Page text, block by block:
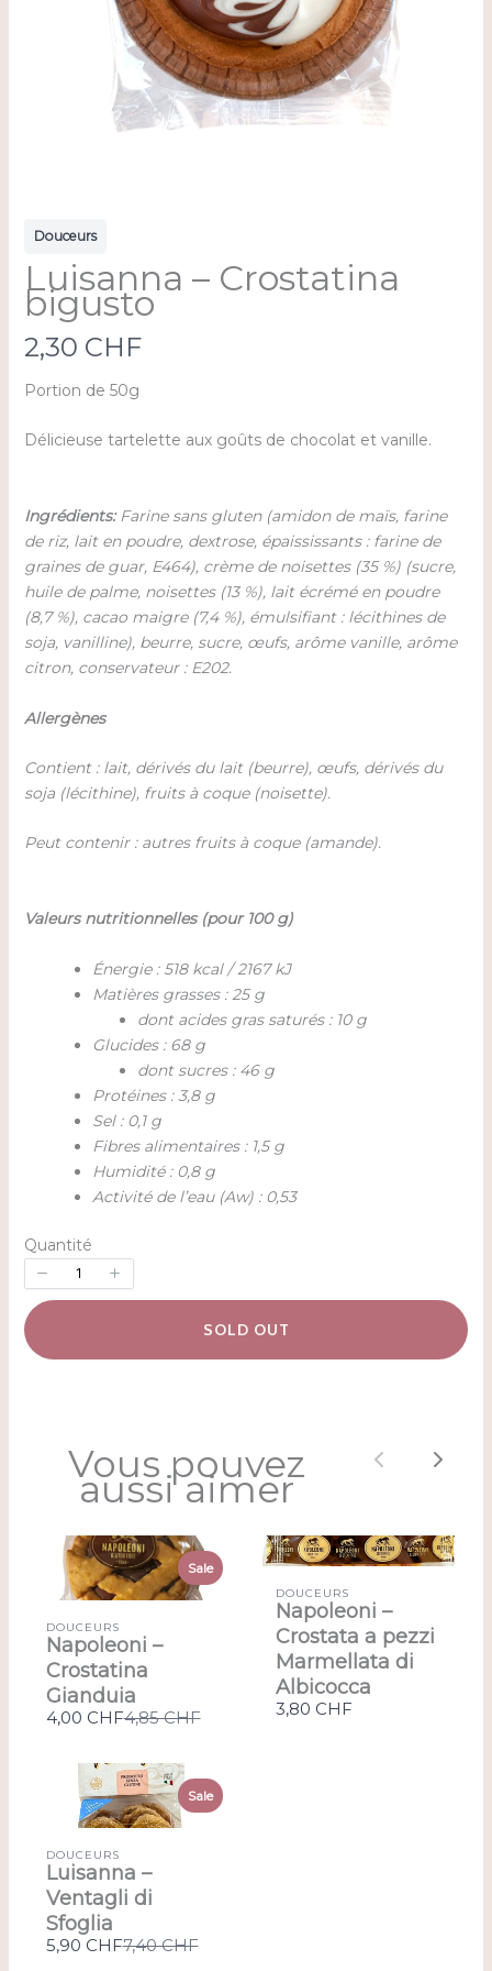
Douceurs
Luisanna – Crostatina
bigusto
N
o
2,30 CHF
Portion de 50g
Délicieuse tartelette aux goûts de chocolat et vanille.
Ingrédients:Farine sans gluten (amidon de maïs, farine
de riz, lait en poudre, dextrose, épaississants : farine de
graines de guar, E464), crème de noisettes (35 %) (sucre,
huile de palme, noisettes (13 %), lait écrémé en poudre
(8,7 %), cacao maigre (7,4 %), émulsifiant : lécithines de
soja, vanilline), beurre, sucre, œufs, arôme vanille, arôme
citron, conservateur : E202.
Allergènes
Contient : lait, dérivés du lait (beurre), œufs, dérivés du
soja (lécithine), fruits à coque (noisette).
Peut contenir : autres fruits à coque (amande).
Valeurs nutritionnelles (pour 100 g)
Énergie : 518 kcal / 2167 kJ
Matières grasses : 25 g
dont acides gras saturés : 10 g
Glucides : 68 g
dont sucres : 46 g
Protéines : 3,8 g
Sel : 0,1 g
Fibres alimentaires : 1,5 g
Humidité : 0,8 g
Activité de l’eau (Aw) : 0,53
Quantité
SOLD OUT
Vous pouvez
aussi aimer Previous
Next
Sale
DOUCEURS
Napoleoni –
Crostatina
Gianduia
4,00 CHFCompare
to
4,85 CHF
DOUCEURS
Napoleoni –
Crostata a pezzi
Marmellata di
Albicocca
3,80 CHF
Sale
DOUCEURS
Luisanna –
Ventagli di
Sfoglia
5,90 CHFCompare
to
7,40 CHF